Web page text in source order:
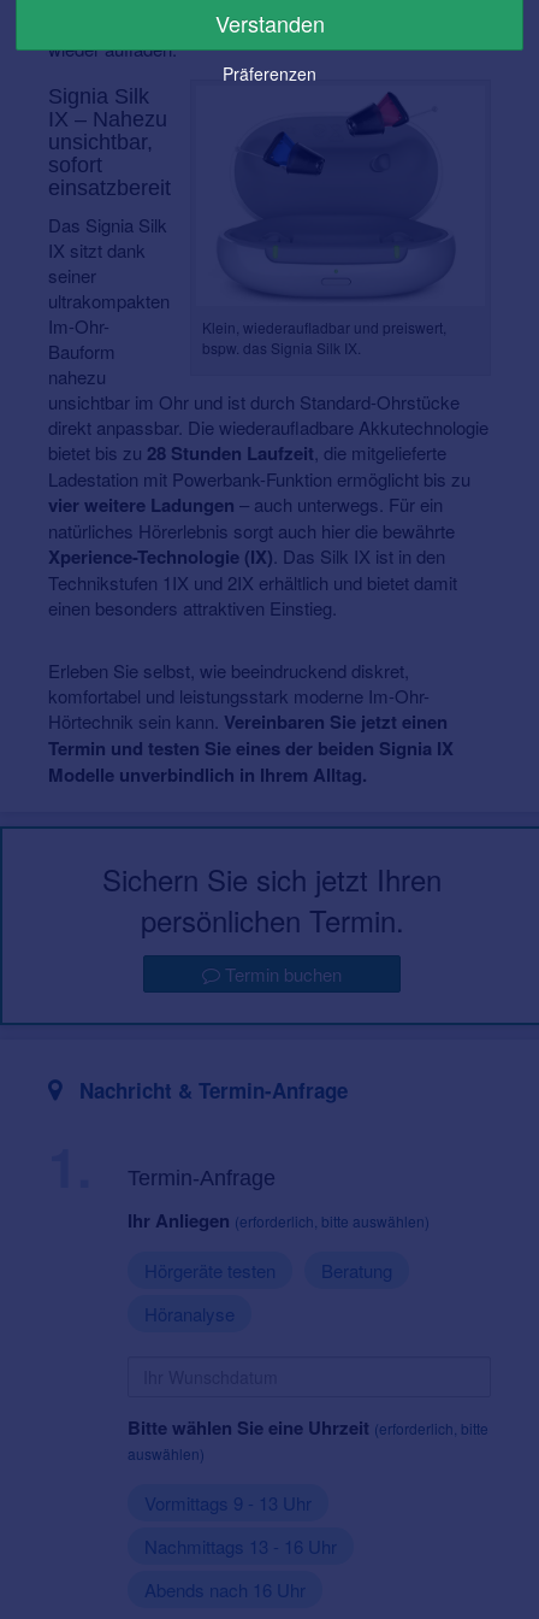
lässt sich das Active Mini IX bis zu drei Mal komplett
wieder aufladen.
Klein, wiederaufladbar und preiswert,
bspw. das Signia Silk IX.
Signia Silk
IX – Nahezu
unsichtbar,
sofort
einsatzbereit
Das Signia Silk
IX sitzt dank
seiner
ultrakompakten
Im-Ohr-
Bauform
nahezu
unsichtbar im Ohr und ist durch Standard-Ohrstücke
direkt anpassbar. Die wiederaufladbare Akkutechnologie
bietet bis zu 28 Stunden Laufzeit , die mitgelieferte
Ladestation mit Powerbank-Funktion ermöglicht bis zu
vier weitere Ladungen – auch unterwegs. Für ein
natürliches Hörerlebnis sorgt auch hier die bewährte
Xperience-Technologie (IX) . Das Silk IX ist in den
Technikstufen 1IX und 2IX erhältlich und bietet damit
einen besonders attraktiven Einstieg.
Erleben Sie selbst, wie beeindruckend diskret,
komfortabel und leistungsstark moderne Im-Ohr-
Hörtechnik sein kann. Vereinbaren Sie jetzt einen
Termin und testen Sie eines der beiden Signia IX
Modelle unverbindlich in Ihrem Alltag.
Sichern Sie sich jetzt Ihren
persönlichen Termin.
Termin buchen
Nachricht & Termin-Anfrage
Termin-Anfrage
Ihr Anliegen (erforderlich, bitte auswählen)
Hörgeräte testen
Beratung
Höranalyse
Bitte wählen Sie eine Uhrzeit (erforderlich, bitte
auswählen)
Vormittags 9 - 13 Uhr
Nachmittags 13 - 16 Uhr
Abends nach 16 Uhr
Verstanden
Präferenzen